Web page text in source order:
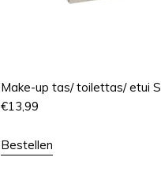
Make-up tas/ toilettas/ etui
€13,99
Bestellen